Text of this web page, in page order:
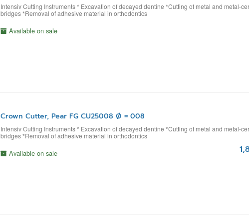
Intensiv Cutting Instruments * Excavation of decayed dentine *Cutting of metal and metal-
bridges *Removal of adhesive material in orthodontics
Available on sale
Crown Cutter, Pear FG CU25008 Ø = 008
Intensiv Cutting Instruments * Excavation of decayed dentine *Cutting of metal and metal-
bridges *Removal of adhesive material in orthodontics
Available on sale